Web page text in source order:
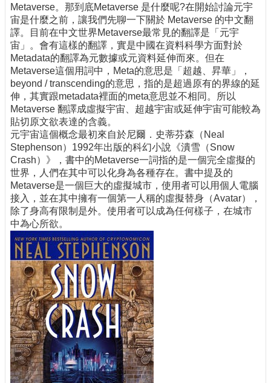
專
題
報
導
技
術
論
壇
產
業
專
欄
Metaverse。那到底Metaverse 是什麼呢?在開始討論元宇
宙是什麼之前，讓我們先聊一下關於 Metaverse 的中文翻
譯。目前在中文世界Metaverse最常見的翻譯是「元宇
宙」。會有這樣的翻譯，實是中國在資料科學方面對於
Metadata的翻譯為元數據或元資料延伸而來。但在
Metaverse這個用詞中，Meta的意思是「超越、昇華」，
beyond / transcending的意思，指的是超過原有的界線的延
伸，其實跟metadata裡面的meta意思並不相同。所以
Metaverse 翻譯成虛擬宇宙、超越宇宙或延伸宇宙可能較為
貼切原文欲表達的含義。
元宇宙這個概念最初來自於尼爾．史蒂芬森（Neal
Stephenson）1992年出版的科幻小說《潰雪（Snow
Crash）》，書中的Metaverse一詞指的是一個完全虛擬的
世界，人們在其中可以化身為各種存在。書中提及的
Metaverse是一個巨大的虛擬城市，使用者可以用個人電腦
接入，並在其中擁有一個第一人稱的虛擬替身（Avatar），
除了身高有限制是外。使用者可以成為任何樣子，在城市
中為心所欲。